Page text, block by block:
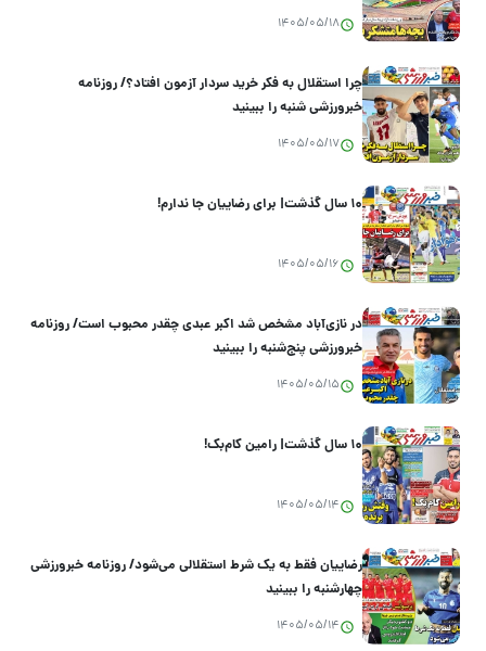
1405/05/18
چرا استقلال به فکر خرید سردار آزمون افتاد؟/ روزنامه
خبرورزشی شنبه را ببینید
1405/05/17
۱۰ سال گذشت| برای رضاییان جا ندارم!
1405/05/16
در نازی‌آباد مشخص شد اکبر عبدی چقدر محبوب است/ روزنامه
خبرورزشی پنج‌شنبه را ببینید
1405/05/15
۱۰ سال گذشت| رامین کام‌بک!
1405/05/14
رضاییان فقط به یک شرط استقلالی می‌شود/ روزنامه خبرورزشی
چهارشنبه را ببینید
1405/05/14